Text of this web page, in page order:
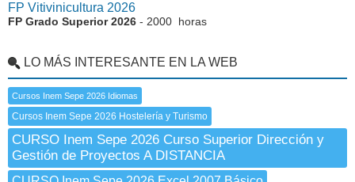
FP Vitivinicultura 2026
FP Grado Superior 2026 - 2000 horas
LO MÁS INTERESANTE EN LA WEB
Cursos Inem Sepe 2026 Idiomas
Cursos Inem Sepe 2026 Hostelería y Turismo
CURSO Inem Sepe 2026 Curso Superior Dirección y
Gestión de Proyectos A DISTANCIA